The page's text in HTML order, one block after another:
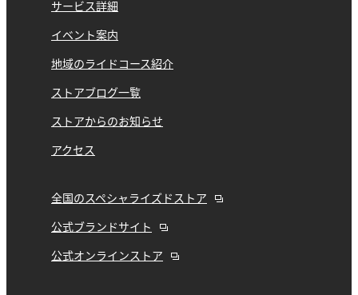
サービス詳細
イベント案内
地域のライドコース紹介
ストアブログ一覧
ストアからのお知らせ
アクセス
全国のスペシャライズドストア
公式ブランドサイト
公式オンラインストア